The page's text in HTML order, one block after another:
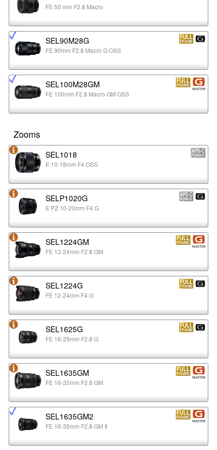
FE 50 mm F2.8 Macro
SEL90M28G
FE 90mm F2.8 Macro G OSS
SEL100M28GM
FE 100mm F2.8 Macro GM OSS
Zooms
SEL1018
E 10-18mm F4 OSS
SELP1020G
E PZ 10-20mm F4 G
SEL1224GM
FE 12-24mm F2.8 GM
SEL1224G
FE 12-24mm F4 G
SEL1625G
FE 16-25mm F2.8 G
SEL1635GM
FE 16-35mm F2.8 GM
SEL1635GM2
FE 16-35mm F2.8 GM Ⅱ